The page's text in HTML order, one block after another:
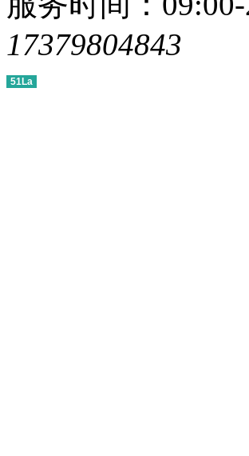
17379804843
51La